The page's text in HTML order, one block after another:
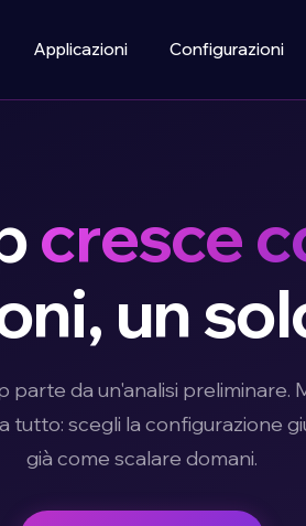
Applicazioni Configurazioni
cresce
un
da un'analisi preliminare.
tutto: scegli la configurazione
già come scalare domani.